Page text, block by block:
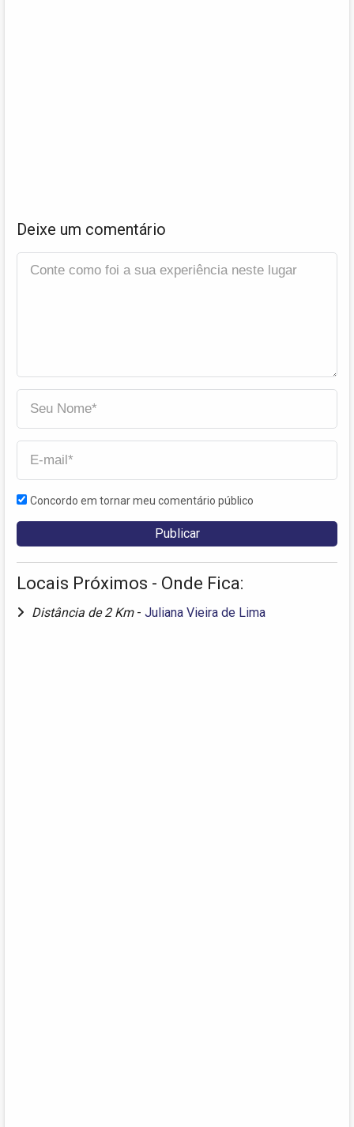
Deixe um comentário
Concordo em tornar meu comentário público
Locais Próximos - Onde Fica:
Distância de 2 Km - Juliana Vieira de Lima